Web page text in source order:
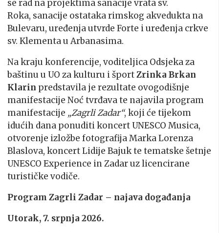
se rad na projektima sanacije vrata sv.
Roka, sanacije ostataka rimskog akvedukta na
Bulevaru, uređenja utvrde Forte i uređenja crkve
sv. Klementa u Arbanasima.
Na kraju konferencije, voditeljica Odsjeka za
baštinu u UO za kulturu i športZrinka Brkan
Klarin predstavila je rezultate ovogodišnje
manifestacije Noć tvrđava te najavila program
manifestacije „Zagrli Zadar“, koji će tijekom
idućih dana ponuditi koncert UNESCO Musica,
otvorenje izložbe fotografija Marka Lorenza
Blaslova, koncert Lidije Bajuk te tematske šetnje
UNESCO Experience in Zadar uz licencirane
turističke vodiče.
Program Zagrli Zadar – najava događanja
Utorak, 7. srpnja 2026.